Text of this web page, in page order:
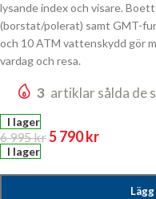
lysande index och visare.
(borstat/polerat) samt GMT-
och 10 ATM vattenskydd gör
vardag och resa.
3 artiklar sålda de
I lager
6 995kr5 790kr
I lager